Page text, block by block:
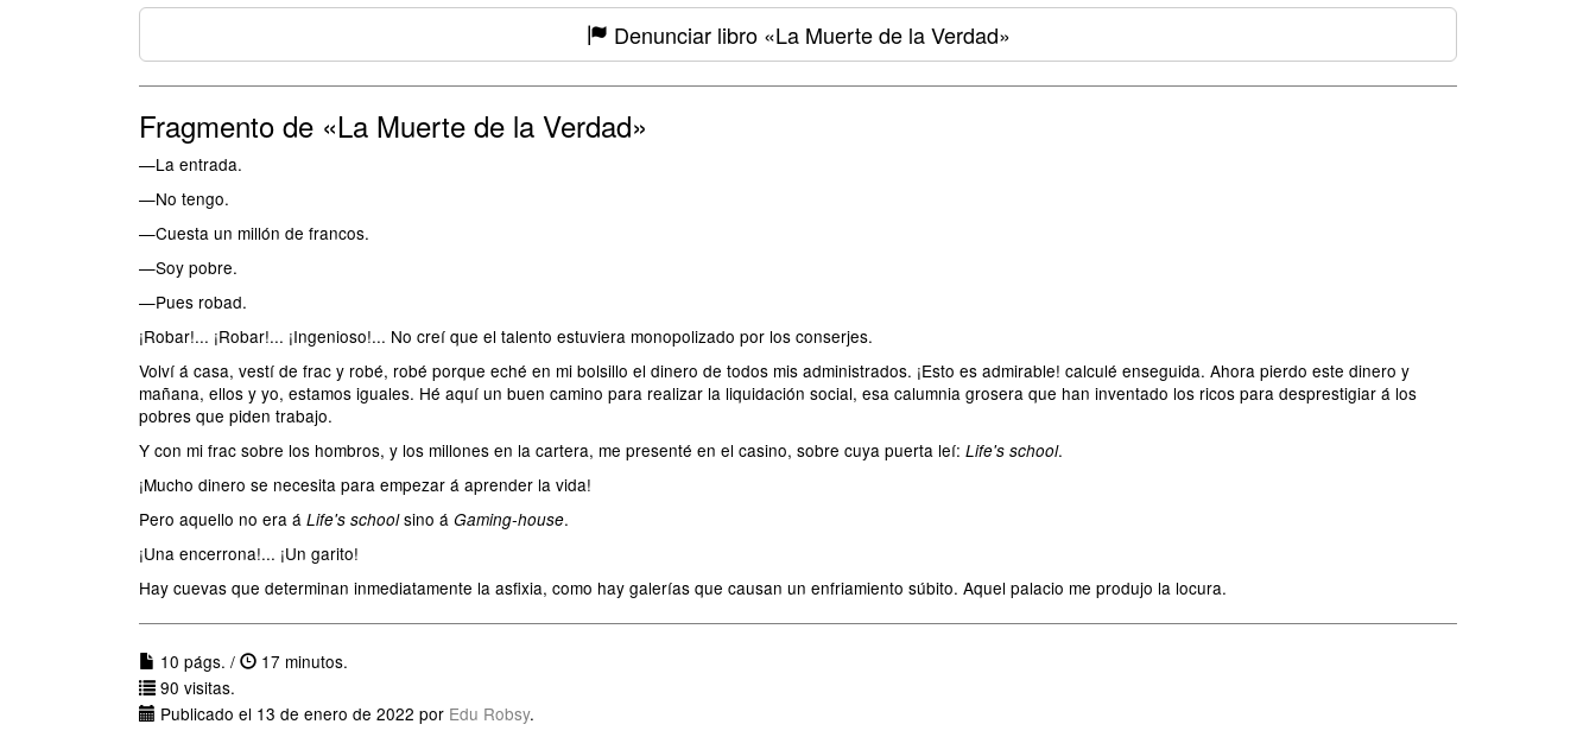
Denunciar libro«La Muerte de la Verdad»
Fragmento de «La Muerte de la Verdad»
—La entrada.
—No tengo.
—Cuesta un millón de francos.
—Soy pobre.
—Pues robad.
¡Robar!... ¡Robar!... ¡Ingenioso!... No creí que el talento estuviera monopolizado por los conserjes.
Volví á casa, vestí de frac y robé, robé porque eché en mi bolsillo el dinero de todos mis administrados. ¡Esto es admirable! calculé enseguida. Ahora pierdo este dinero y
mañana, ellos y yo, estamos iguales. Hé aquí un buen camino para realizar la liquidación social, esa calumnia grosera que han inventado los ricos para desprestigiar á los
pobres que piden trabajo.
Y con mi frac sobre los hombros, y los millones en la cartera, me presenté en el casino, sobre cuya puerta leí: Life's school.
¡Mucho dinero se necesita para empezar á aprender la vida!
Pero aquello no era á Life's schoolsino á Gaming-house.
¡Una encerrona!... ¡Un garito!
Hay cuevas que determinan inmediatamente la asfixia, como hay galerías que causan un enfriamiento súbito. Aquel palacio me produjo la locura.
10 págs. /
17 minutos.
90 visitas.
Publicado el 13 de enero de 2022 por Edu Robsy.